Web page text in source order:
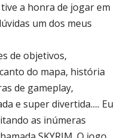
a honra de jogar em
um dos meus
de objetivos,
do mapa, história
de gameplay,
e super divertida..... Eu
as inúmeras